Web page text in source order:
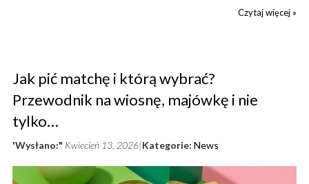
Czytaj więcej »
Jak pić matchę i którą wybrać?
Przewodnik na wiosnę, majówkę i nie
tylko…
'Wysłano:" Kwiecień 13, 2026 Kategorie: News